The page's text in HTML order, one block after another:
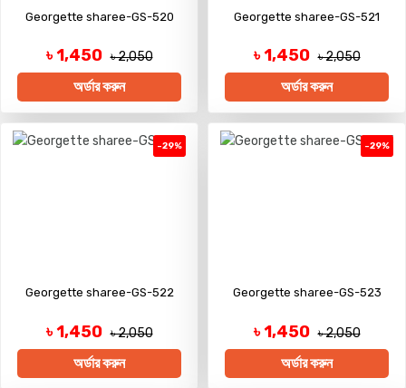
Georgette sharee-GS-520
৳ 1,450 ৳ 2,050
অর্ডার করুন
Georgette sharee-GS-521
৳ 1,450 ৳ 2,050
অর্ডার করুন
-29%
Georgette sharee-GS-522
৳ 1,450 ৳ 2,050
অর্ডার করুন
-29%
Georgette sharee-GS-523
৳ 1,450 ৳ 2,050
অর্ডার করুন